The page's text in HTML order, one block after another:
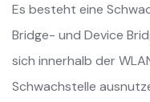
Es besteht eine
Bridge- und Device
sich innerhalb der
Schwachstelle